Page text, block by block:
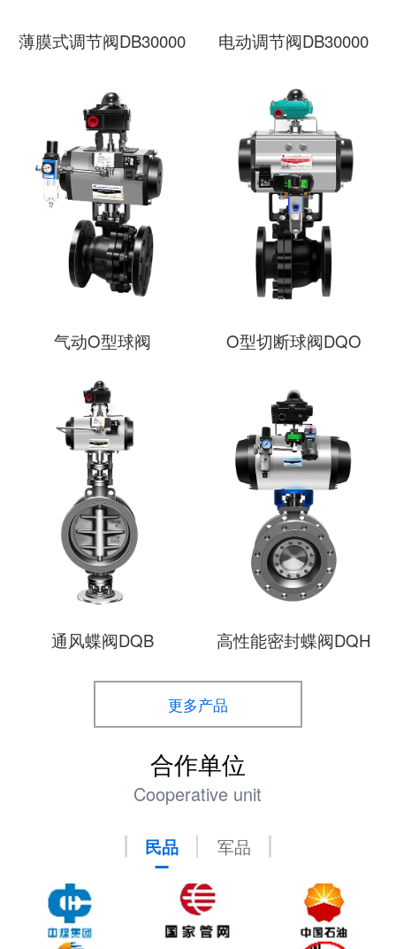
薄膜式调节阀DB30000 电动调节阀DB30000
气动O型球阀 O型切断球阀DQO
通风蝶阀DQB 高性能密封蝶阀DQH
更多产品
合作单位
Cooperative unit
民品 军品